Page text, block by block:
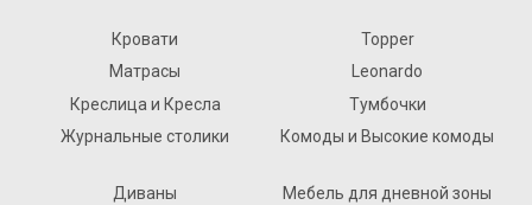
Кровати
Матрасы
Креслица и Кресла
Журнальные столики
Topper
Leonardo
Тумбочки
Комоды и Высокие комоды
Диваны
Мебель для дневной зоны